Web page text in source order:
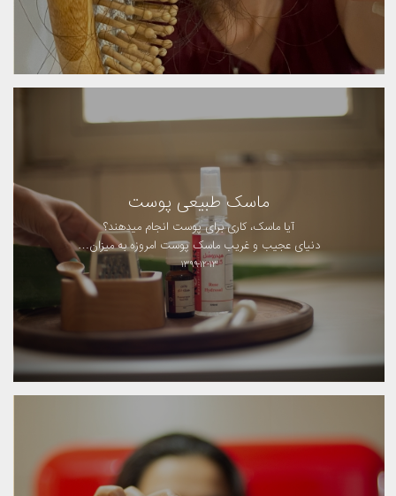
ماسک طبیعی پوست
آیا ماسک‌، کاری برای پوست انجام میدهند؟
دنیای عجیب و غریب ماسک‌ پوست امروزه به میزان…
۱۳۹۹-۱۲-۱۳